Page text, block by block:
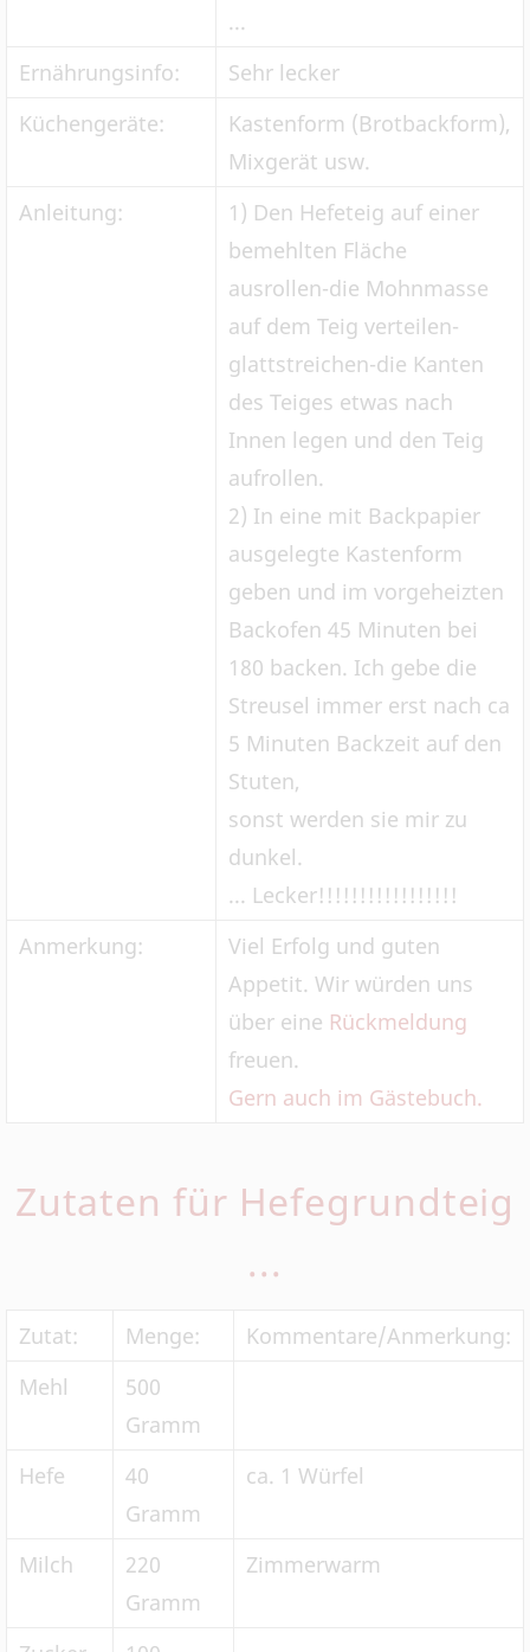
...
Ernährungsinfo:
Sehr lecker
Küchengeräte:
Kastenform (Brotbackform),
Mixgerät usw.
Anleitung:
1) Den Hefeteig auf einer
bemehlten Fläche
ausrollen-die Mohnmasse
auf dem Teig verteilen-
glattstreichen-die Kanten
des Teiges etwas nach
Innen legen und den Teig
aufrollen.
2) In eine mit Backpapier
ausgelegte Kastenform
geben und im vorgeheizten
Backofen 45 Minuten bei
180 backen. Ich gebe die
Streusel immer erst nach ca
5 Minuten Backzeit auf den
Stuten,
sonst werden sie mir zu
dunkel.
... Lecker!!!!!!!!!!!!!!!!!
Anmerkung:
Viel Erfolg und guten
Appetit. Wir würden uns
über eine Rückmeldung
freuen.
Gern auch im Gästebuch.
Zutaten für Hefegrundteig
...
Zutat: Menge:
Kommentare/Anmerkung:
Mehl
500
Gramm
Hefe
40
Gramm
ca. 1 Würfel
Milch
220
Gramm
Zimmerwarm